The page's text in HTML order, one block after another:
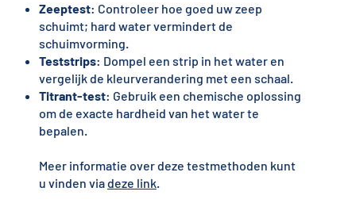
Zeeptest: Controleer hoe goed uw zeep
schuimt; hard water vermindert de
schuimvorming.
Teststrips: Dompel een strip in het water en
vergelijk de kleurverandering met een schaal.
Titrant-test: Gebruik een chemische oplossing
om de exacte hardheid van het water te
bepalen.
Meer informatie over deze testmethoden kunt
u vinden viadeze link.